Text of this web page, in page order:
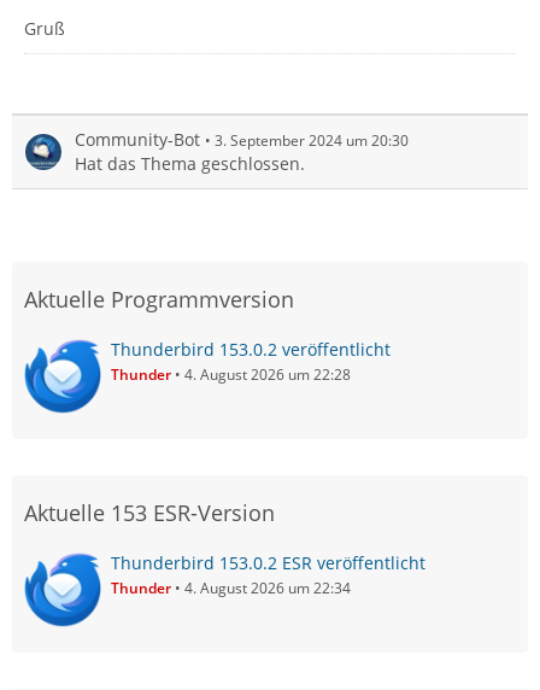
Gruß
Community-Bot 3. September 2024 um 20:30
Hat das Thema geschlossen.
Aktuelle Programmversion
Thunderbird 153.0.2 veröffentlicht
Thunder 4. August 2026 um 22:28
Aktuelle 153 ESR-Version
Thunderbird 153.0.2 ESR veröffentlicht
Thunder 4. August 2026 um 22:34